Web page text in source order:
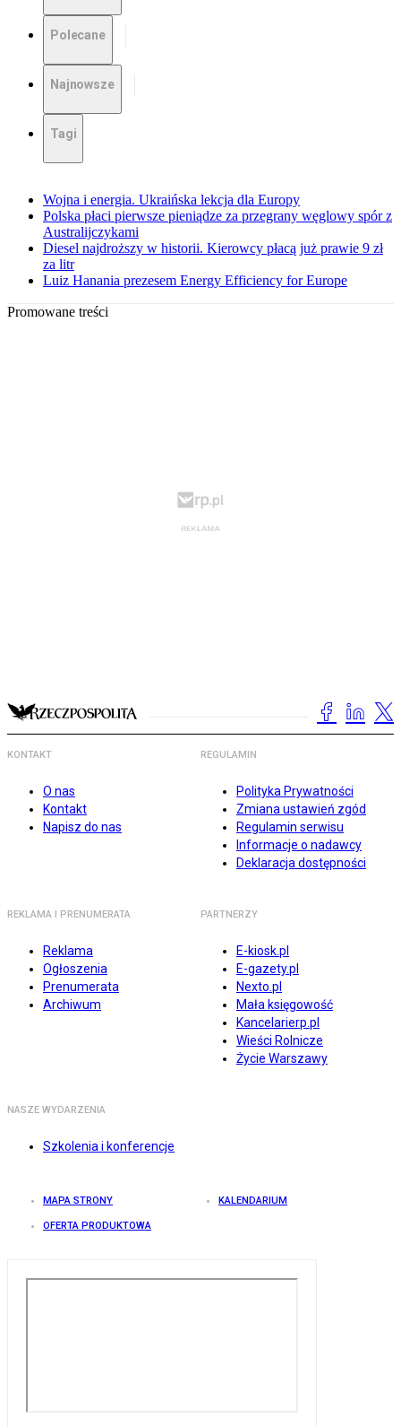
Polecane
Najnowsze
Tagi
Wojna i energia. Ukraińska lekcja dla Europy
Polska płaci pierwsze pieniądze za przegrany węglowy spór z
Australijczykami
Diesel najdroższy w historii. Kierowcy płacą już prawie 9 zł
za litr
Luiz Hanania prezesem Energy Efficiency for Europe
Promowane treści
KONTAKT
O nas
Kontakt
Napisz do nas
REGULAMIN
Polityka Prywatności
Zmiana ustawień zgód
Regulamin serwisu
Informacje o nadawcy
Deklaracja dostępności
REKLAMA I PRENUMERATA
Reklama
Ogłoszenia
Prenumerata
Archiwum
PARTNERZY
E-kiosk.pl
E-gazety.pl
Nexto.pl
Mała księgowość
Kancelarierp.pl
Wieści Rolnicze
Życie Warszawy
NASZE WYDARZENIA
Szkolenia i konferencje
MAPA STRONY KALENDARIUM
OFERTA PRODUKTOWA